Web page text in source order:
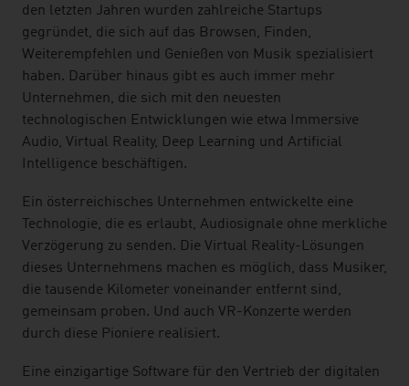
den letzten Jahren wurden zahlreiche Startups
gegründet, die sich auf das Browsen, Finden,
Weiterempfehlen und Genießen von Musik spezialisiert
haben. Darüber hinaus gibt es auch immer mehr
Unternehmen, die sich mit den neuesten
technologischen Entwicklungen wie etwa Immersive
Audio, Virtual Reality, Deep Learning und Artificial
Intelligence beschäftigen.
Ein österreichisches Unternehmen entwickelte eine
Technologie, die es erlaubt, Audiosignale ohne merkliche
Verzögerung zu senden. Die Virtual Reality-Lösungen
dieses Unternehmens machen es möglich, dass Musiker,
die tausende Kilometer voneinander entfernt sind,
gemeinsam proben. Und auch VR-Konzerte werden
durch diese Pioniere realisiert.
Eine einzigartige Software für den Vertrieb der digitalen